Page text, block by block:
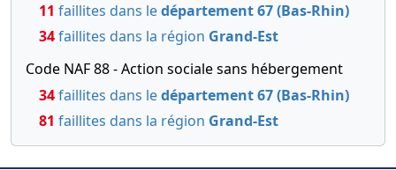
11 faillites dans ledépartement 67 (Bas-Rhin)
34faillites dans la région Grand-Est
Code NAF 88 - Action sociale sans hébergement
34faillites dans ledépartement 67 (Bas-Rhin)
81 faillites dans la région Grand-Est